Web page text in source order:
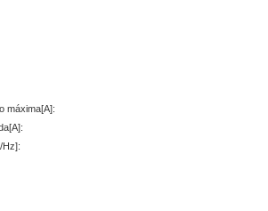
máxima[A]:
[A]:
Hz]: